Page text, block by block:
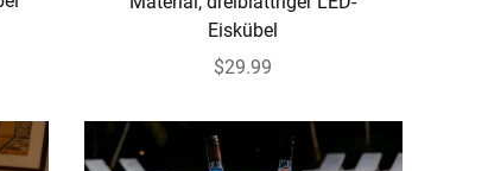
Eiskübel
$29.99